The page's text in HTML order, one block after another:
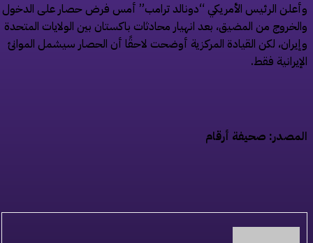
الرئيس الأمريكي “دونالد ترامب” أمس فرض حصار على الدخول
من المضيق، بعد انهيار محادثات باكستان بين الولايات المتحدة
لكن القيادة المركزية أوضحت لاحقًا أن الحصار سيشمل الموانئ
فقط.
صحيفة أرقام